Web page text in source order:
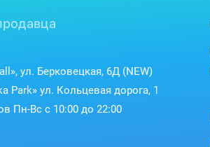
ул. Берковецкая, 6Д (NEW)
Park» ул. Кольцевая дорога, 1
Пн-Вс с 10:00 до 22:00